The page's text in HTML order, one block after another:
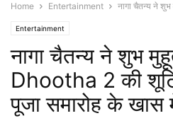
Home Entertainment नागा चैतन्य ने
Entertainment
नागा चैतन्य ने शुभ
Dhootha 2 की
पूजा समारोह के खास